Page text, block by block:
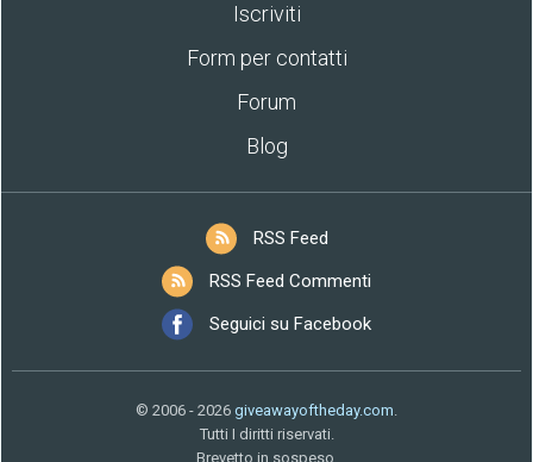
Iscriviti
Form per contatti
Forum
Blog
RSS Feed
RSS Feed Commenti
Seguici su Facebook
© 2006 - 2026 giveawayoftheday.com.
Tutti I diritti riservati.
Brevetto in sospeso.